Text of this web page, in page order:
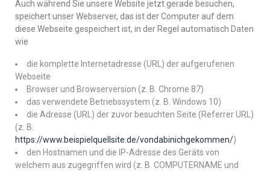
Auch während Sie unsere Website jetzt gerade besuchen,
speichert unser Webserver, das ist der Computer auf dem
diese Webseite gespeichert ist, in der Regel automatisch Daten
wie
die komplette Internetadresse (URL) der aufgerufenen
Webseite
Browser und Browserversion (z. B. Chrome 87)
das verwendete Betriebssystem (z. B. Windows 10)
die Adresse (URL) der zuvor besuchten Seite (Referrer URL)
(z. B.
https://www.beispielquellsite.de/vondabinichgekommen/)
den Hostnamen und die IP-Adresse des Geräts von
welchem aus zugegriffen wird (z. B. COMPUTERNAME und